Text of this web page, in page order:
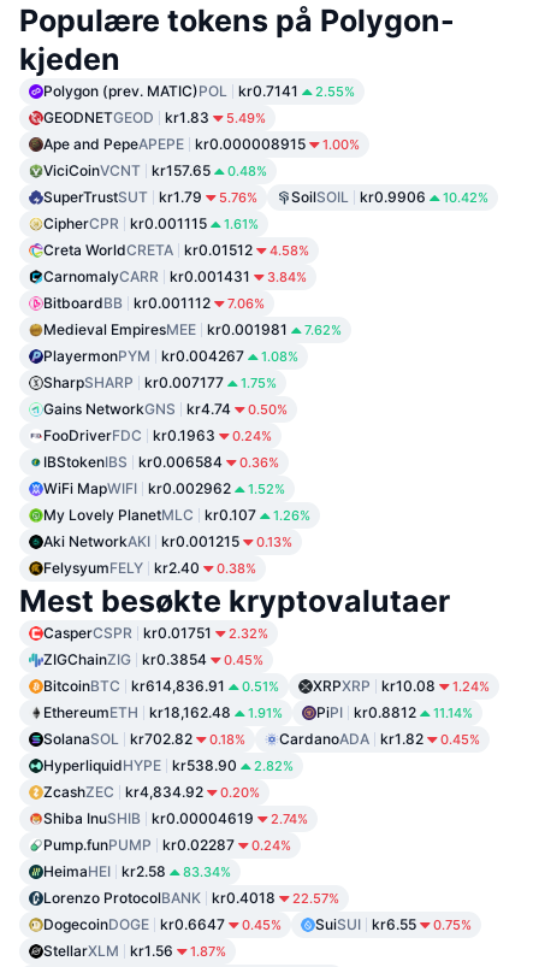
Populære tokens på Polygon-
kjeden
Polygon (prev. MATIC)POL kr0.7141 2.55%
GEODNETGEOD kr1.83 5.49%
Ape and PepeAPEPE kr0.000008915 1.00%
ViciCoinVCNT kr157.65 0.48%
SuperTrustSUT kr1.79 5.76% SoilSOIL kr0.9906 10.42%
CipherCPR kr0.001115 1.61%
Creta WorldCRETA kr0.01512 4.58%
CarnomalyCARR kr0.001431 3.84%
BitboardBB kr0.001112 7.06%
Medieval EmpiresMEE kr0.001981 7.62%
PlayermonPYM kr0.004267 1.08%
SharpSHARP kr0.007177 1.75%
Gains NetworkGNS kr4.74 0.50%
FooDriverFDC kr0.1963 0.24%
IBStokenIBS kr0.006584 0.36%
WiFi MapWIFI kr0.002962 1.52%
My Lovely PlanetMLC kr0.107 1.26%
Aki NetworkAKI kr0.001215 0.13%
FelysyumFELY kr2.40 0.38%
Mest besøkte kryptovalutaer
CasperCSPR kr0.01751 2.32%
ZIGChainZIG kr0.3854 0.45%
BitcoinBTC kr614,836.91 0.51% XRPXRP kr10.08 1.24%
EthereumETH kr18,162.48 1.91% PiPI kr0.8812 11.14%
SolanaSOL kr702.82 0.18% CardanoADA kr1.82 0.45%
HyperliquidHYPE kr538.90 2.82%
ZcashZEC kr4,834.92 0.20%
Shiba InuSHIB kr0.00004619 2.74%
Pump.funPUMP kr0.02287 0.24%
HeimaHEI kr2.58 83.34%
Lorenzo ProtocolBANK kr0.4018 22.57%
DogecoinDOGE kr0.6647 0.45% SuiSUI kr6.55 0.75%
StellarXLM kr1.56 1.87%